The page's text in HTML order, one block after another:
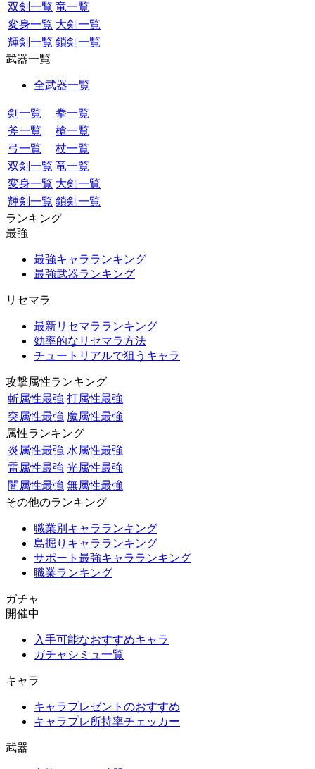
双剣一覧 竜一覧
変身一覧 大剣一覧
輝剣一覧 鎖剣一覧
武器一覧
全武器一覧
剣一覧
拳一覧
斧一覧
槍一覧
弓一覧
杖一覧
双剣一覧 竜一覧
変身一覧 大剣一覧
輝剣一覧 鎖剣一覧
ランキング
最強
最強キャラランキング
最強武器ランキング
リセマラ
最新リセマラランキング
効率的なリセマラ方法
チュートリアルで狙うキャラ
攻撃属性ランキング
斬属性最強 打属性最強
突属性最強 魔属性最強
属性ランキング
炎属性最強 水属性最強
雷属性最強 光属性最強
闇属性最強 無属性最強
その他のランキング
職業別キャラランキング
島掘りキャラランキング
サポート最強キャラランキング
職業ランキング
ガチャ
開催中
入手可能なおすすめキャラ
ガチャシミュ一覧
キャラ
キャラプレゼントのおすすめ
キャラプレ所持率チェッカー
武器